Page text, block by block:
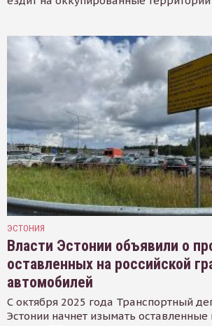
ЭСТОНИЯ
Власти Эстонии объявили о
оставленных на российской
автомобилей
С октября 2025 года Транспортный
Эстонии начнет изымать